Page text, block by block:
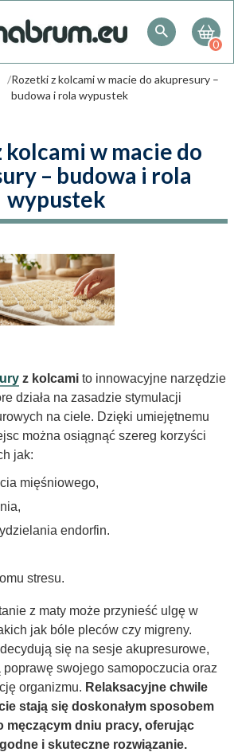
0
Rozetki z kolcami w macie do akupresury –
budowa i rola wypustek
kolcami w macie do
– budowa i rola
wypustek
z kolcami to innowacyjne narzędzie
działa na zasadzie stymulacji
na ciele. Dzięki umiejętnemu
można osiągnąć szereg korzyści
jak:
mięśniowego,
endorfin.
stresu.
z maty może przynieść ulgę w
jak bóle pleców czy migreny.
się na sesje akupresurowe,
swojego samopoczucia oraz
organizmu. Relaksacyjne chwile
stają się doskonałym sposobem
męczącym dniu pracy, oferując
i skuteczne rozwiązanie.